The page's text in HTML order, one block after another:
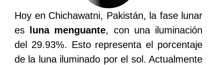
Hoy en Chichawatni, Pakistán, la fase lunar
es
luna menguante, con una iluminación
del 29.93%. Esto representa el porcentaje
de la luna iluminado por el sol. Actualmente